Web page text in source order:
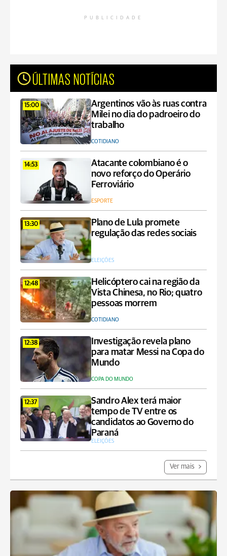
PUBLICIDADE
ÚLTIMAS NOTÍCIAS
15:00
Argentinos vão às ruas contra
Milei no dia do padroeiro do
trabalho
COTIDIANO
14:53
Atacante colombiano é o
novo reforço do Operário
Ferroviário
ESPORTE
13:30
Plano de Lula promete
regulação das redes sociais
ELEIÇÕES
12:48
Helicóptero cai na região da
Vista Chinesa, no Rio; quatro
pessoas morrem
COTIDIANO
12:38
Investigação revela plano
para matar Messi na Copa do
Mundo
COPA DO MUNDO
12:37
Sandro Alex terá maior
tempo de TV entre os
candidatos ao Governo do
Paraná
ELEIÇÕES
Ver mais